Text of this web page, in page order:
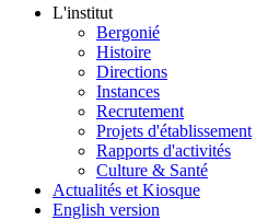
L'institut
Bergonié
Histoire
Directions
Instances
Recrutement
Projets d'établissement
Rapports d'activités
Culture & Santé
Actualités et Kiosque
English version